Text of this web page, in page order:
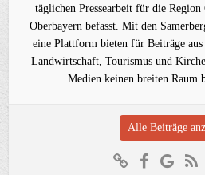
täglichen Pressearbeit für die Region
Oberbayern befasst. Mit den
eine Plattform bieten für Beiträge
Landwirtschaft, Tourismus und
Medien keinen breiten Raum
Alle Beiträge